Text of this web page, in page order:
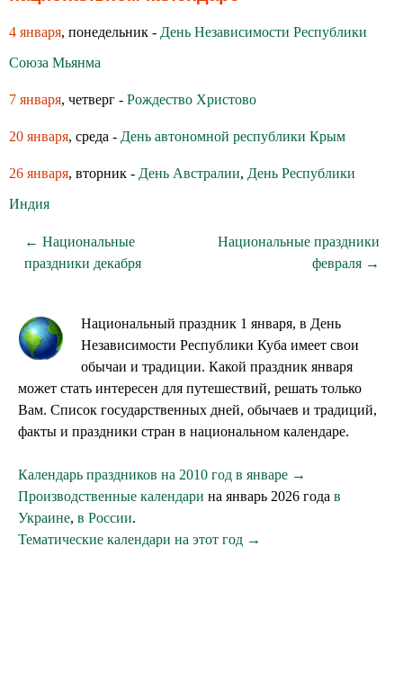
4 января, понедельник - День Независимости Республики
Союза Мьянма
7 января, четверг - Рождество Христово
20 января, среда - День автономной республики Крым
26 января, вторник - День Австралии, День Республики
Индия
← Национальные
праздники декабря
Национальные праздники
февраля →
Национальный праздник 1 января, в День
Независимости Республики Куба имеет свои
обычаи и традиции. Какой праздник января
может стать интересен для путешествий, решать только
Вам. Список государственных дней, обычаев и традиций,
факты и праздники стран в национальном календаре.
Календарь праздников на 2010 год в январе →
Производственные календари на январь 2026 года в
Украине, в России.
Тематические календари на этот год →